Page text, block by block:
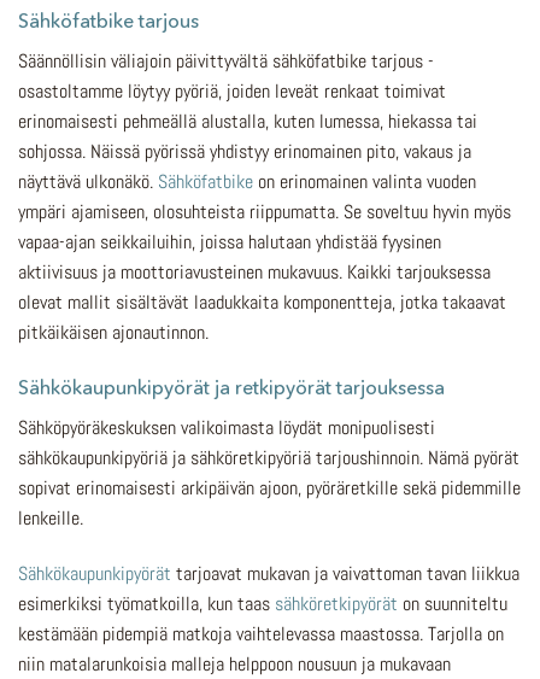
Sähköfatbike tarjous
Säännöllisin väliajoin päivittyvältä sähköfatbike tarjous -
osastoltamme löytyy pyöriä, joiden leveät renkaat toimivat
erinomaisesti pehmeällä alustalla, kuten lumessa, hiekassa tai
sohjossa. Näissä pyörissä yhdistyy erinomainen pito, vakaus ja
näyttävä ulkonäkö. Sähköfatbike on erinomainen valinta vuoden
ympäri ajamiseen, olosuhteista riippumatta. Se soveltuu hyvin myös
vapaa-ajan seikkailuihin, joissa halutaan yhdistää fyysinen
aktiivisuus ja moottoriavusteinen mukavuus. Kaikki tarjouksessa
olevat mallit sisältävät laadukkaita komponentteja, jotka takaavat
pitkäikäisen ajonautinnon.
Sähkökaupunkipyörät ja retkipyörät tarjouksessa
Sähköpyöräkeskuksen valikoimasta löydät monipuolisesti
sähkökaupunkipyöriä ja sähköretkipyöriä tarjoushinnoin. Nämä pyörät
sopivat erinomaisesti arkipäivän ajoon, pyöräretkille sekä pidemmille
lenkeille.
Sähkökaupunkipyörät tarjoavat mukavan ja vaivattoman tavan liikkua
esimerkiksi työmatkoilla, kun taas sähköretkipyörät on suunniteltu
kestämään pidempiä matkoja vaihtelevassa maastossa. Tarjolla on
niin matalarunkoisia malleja helppoon nousuun ja mukavaan